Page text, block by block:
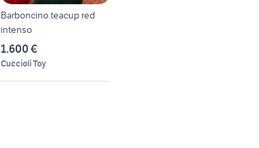
Barboncino teacup red
intenso
1.600 €
Cuccioli Toy